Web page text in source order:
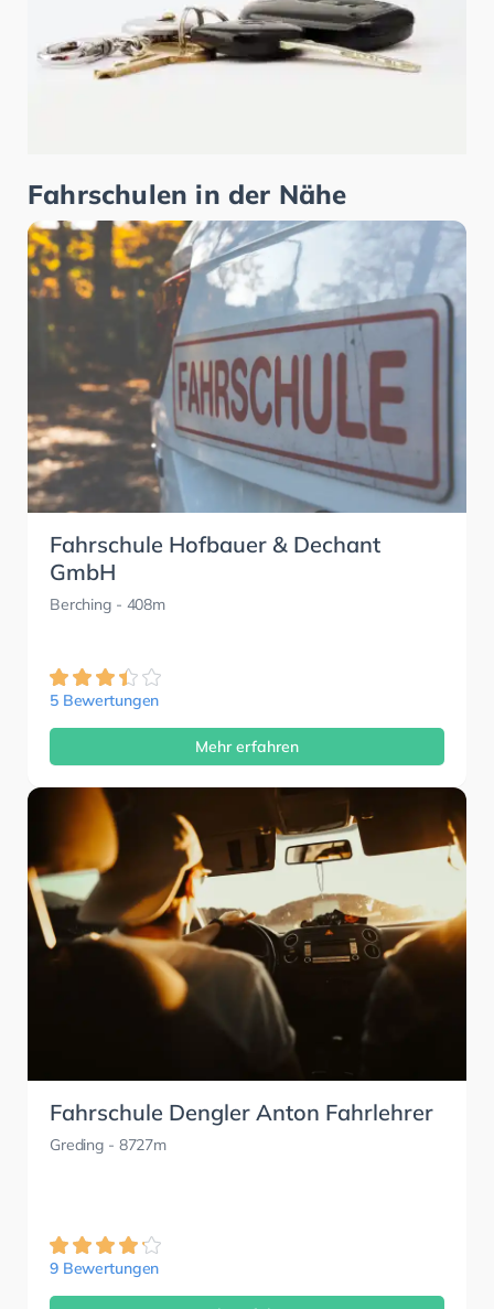
Fahrschulen in der Nähe
Fahrschule Hofbauer & Dechant
GmbH
Berching- 408m
5 Bewertungen
Mehr erfahren
Fahrschule Dengler Anton Fahrlehrer
Greding - 8727m
9 Bewertungen